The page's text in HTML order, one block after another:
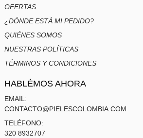
OFERTAS
¿DÓNDE ESTÁ MI PEDIDO?
QUIÉNES SOMOS
NUESTRAS POLÍTICAS
TÉRMINOS Y CONDICIONES
HABLÉMOS AHORA
EMAIL:
CONTACTO@PIELESCOLOMBIA.COM
TELÉFONO:
320 8932707